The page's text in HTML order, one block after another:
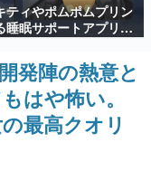
担う若きクリエイター達
を探っていきます。
んに取材し、ゲームが
に与えた影響を探る企
要なトピック・タイト
ティやポムポムプリン
睡眠サポートアプリ
び』が配信中。キャラ
や目覚ましアラー
発陣の熱意と
はや怖い。
最高クオリ